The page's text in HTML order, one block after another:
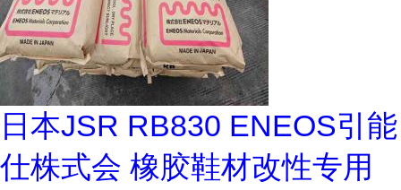
日本JSR RB830 ENEOS引能
仕株式会 橡胶鞋材改性专用